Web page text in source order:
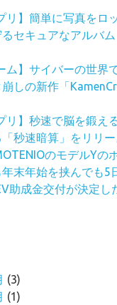
リ】簡単に写真をロ
セキュアなアルバム
ム】サイバーの世界
しの新作「
リ】秒速で脳を鍛え
秒速暗算」をリリ
のモデルYの
末年始を挟んでも5
助成金交付が決定し
(3)
(1)